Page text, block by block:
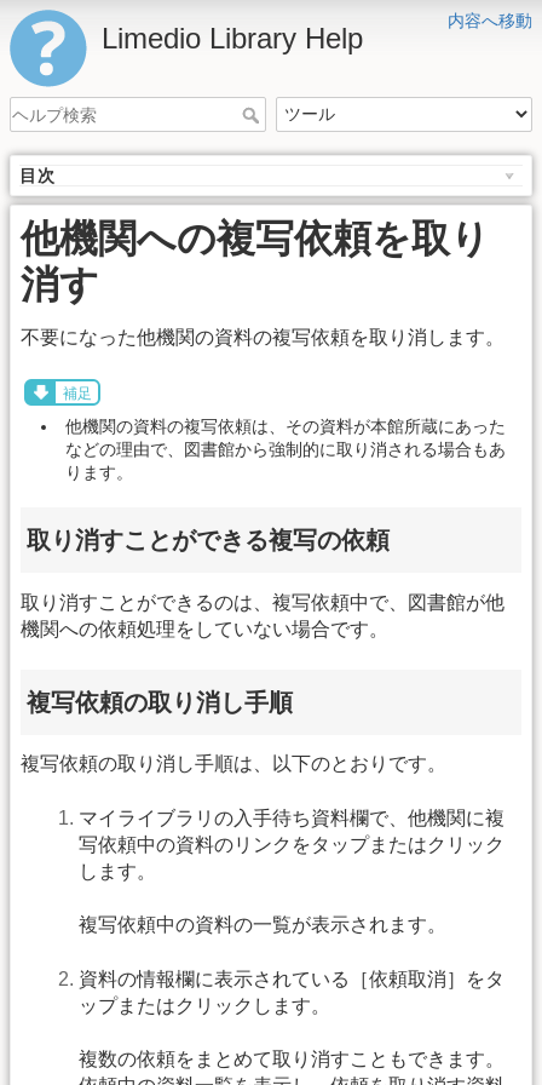
内容へ移動
Limedio Library Help
目次
他機関への複写依頼を取り
消す
不要になった他機関の資料の複写依頼を取り消します。
補足
他機関の資料の複写依頼は、その資料が本館所蔵にあった
などの理由で、図書館から強制的に取り消される場合もあ
ります。
取り消すことができる複写の依頼
取り消すことができるのは、複写依頼中で、図書館が他
機関への依頼処理をしていない場合です。
複写依頼の取り消し手順
複写依頼の取り消し手順は、以下のとおりです。
マイライブラリの入手待ち資料欄で、他機関に複
写依頼中の資料のリンクをタップまたはクリック
します。
複写依頼中の資料の一覧が表示されます。
資料の情報欄に表示されている［依頼取消］をタ
ップまたはクリックします。
複数の依頼をまとめて取り消すこともできます。